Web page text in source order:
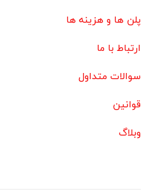
پلن ها و هزینه ها
ارتباط با ما
سوالات متداول
قوانین
وبلاگ